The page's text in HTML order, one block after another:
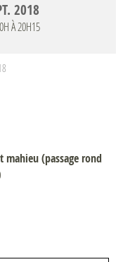
2018
À 20H15
mahieu (passage rond